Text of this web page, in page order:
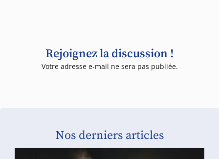
Rejoignez la discussion !
Votre adresse e-mail ne sera pas publiée.
Nos derniers articles